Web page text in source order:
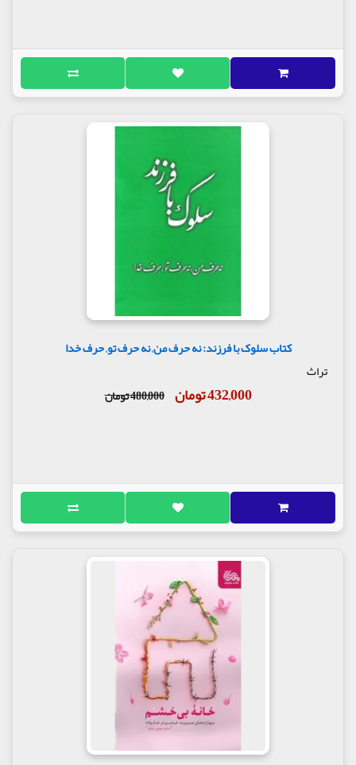
کتاب سلوک با فرزند: نه حرف من, نه حرف تو, حرف خدا
تراث
432,000 تومان 480,000 تومان